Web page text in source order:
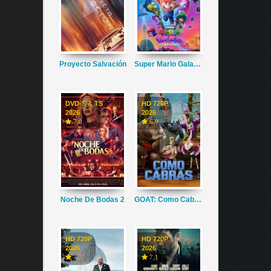
Proyecto Salvación Super Mario Galaxy La Película
DVD-S & TS
2026
7,0
Noche De Bodas 2
HD 720P
2026
6,9
GOAT: Como Cabras
HD 720P
2026
7,2
HD 720P
2026
7,1